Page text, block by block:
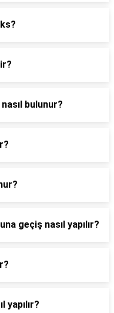
bulunur?
geçiş nasıl yapılır?
yapılır?